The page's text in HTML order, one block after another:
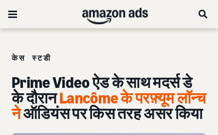
केस स्टडी
Prime Video ऐड के साथ मदर्स डे
के दौरानLancôme के परफ़्यूम लॉन्च
नेऑडियंस पर किस तरह असर किया